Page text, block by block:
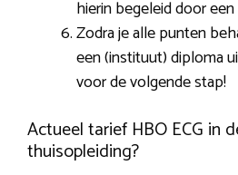
hierin begeleid door
Zodra je alle punten
een (instituut) diploma
voor de volgende stap!
Actueel tarief HBO ECG in
thuisopleiding?